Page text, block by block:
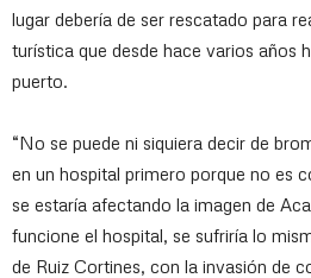
lugar debería de ser rescatado para
turística que desde hace varios años
puerto.
“No se puede ni siquiera decir de
en un hospital primero porque no es
se estaría afectando la imagen de
funcione el hospital, se sufriría lo
de Ruiz Cortines, con la invasión de